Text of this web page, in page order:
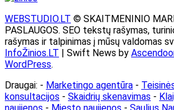
WEBSTUDIO.LT © SKAITMENINIO
PASLAUGOS. SEO tekstų rašymas,
rašymas ir talpinimas į mūsų valdomas
InfoŽinios.LT | Swift News by
WordPress.
Draugai: - Marketingo agentūra -
konsultacijos - Skaidrių skenavimas -